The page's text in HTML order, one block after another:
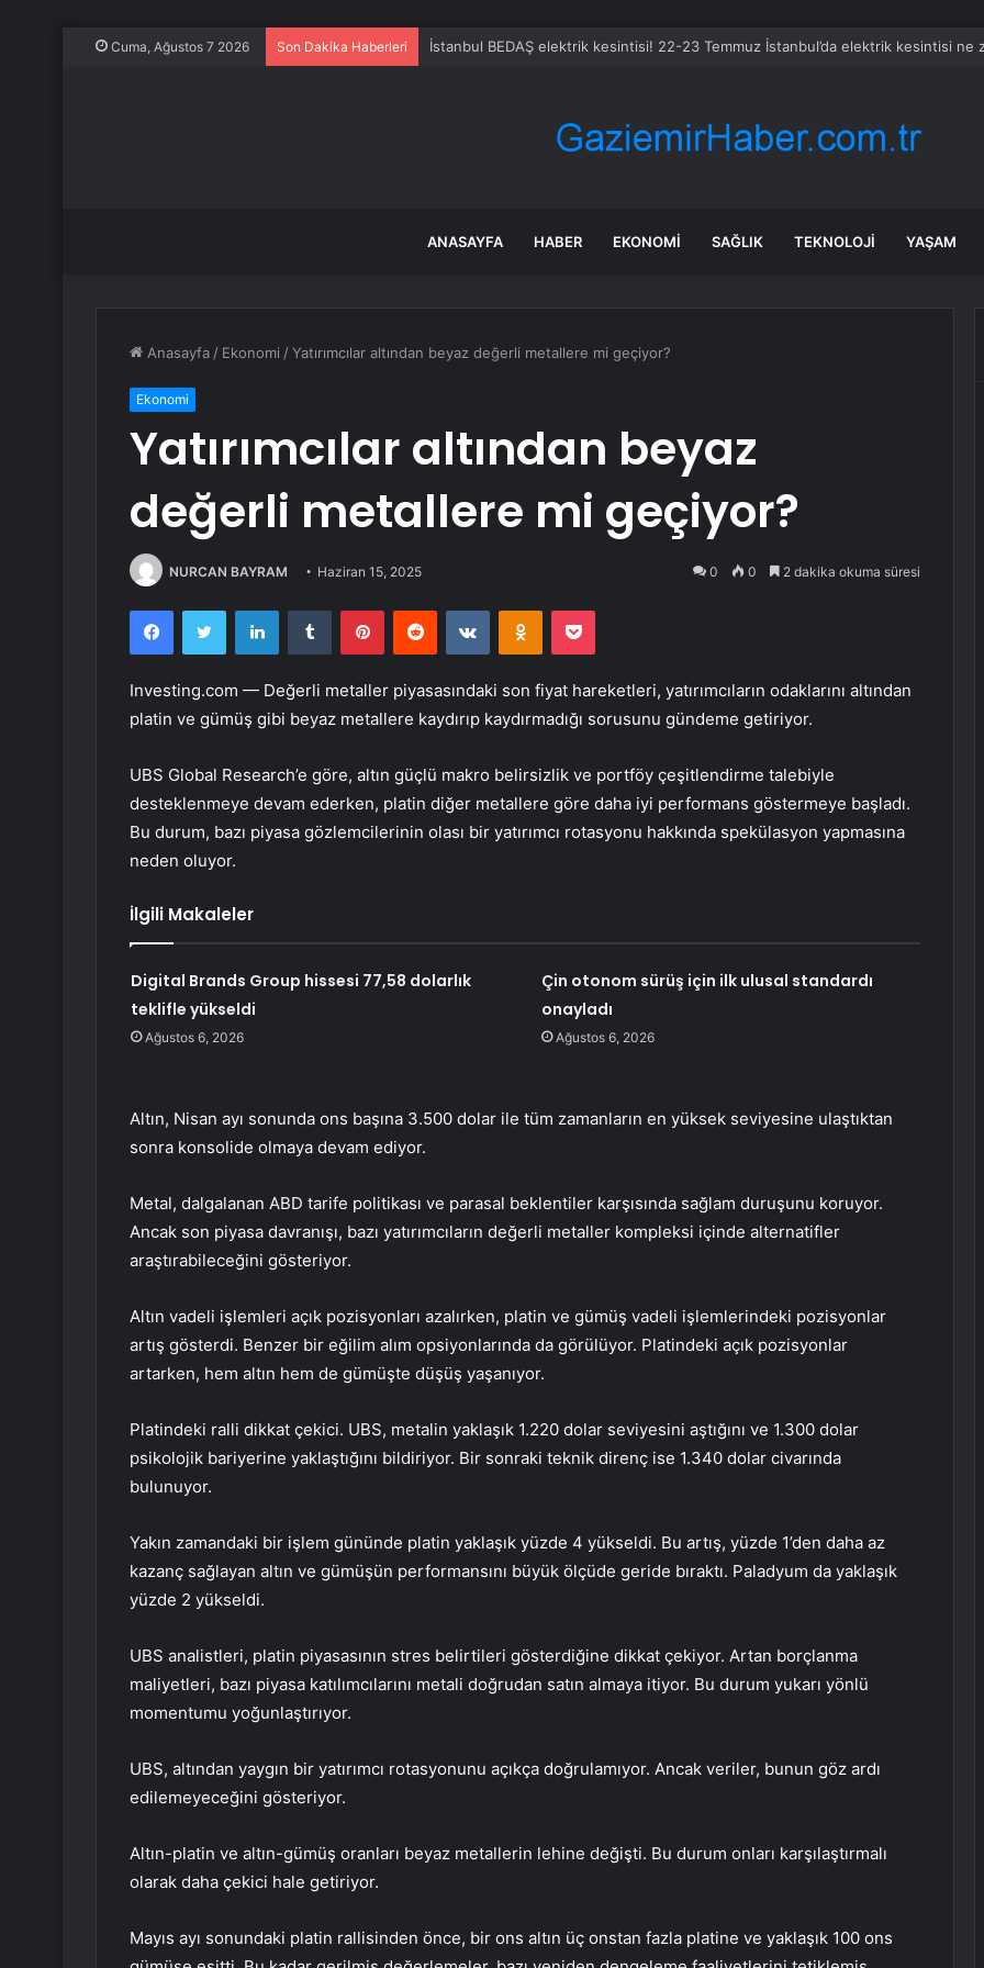
Cuma, Ağustos 7 2026 Son Dakika Haberleri İstanbul BEDAŞ elektrik kesintisi! 22-23 Temmuz İstanbul’da elektrik kesintisi
ANASAYFA HABER EKONOMI SAĞLIK TEKNOLOJI YAŞAM
Anasayfa / Ekonomi /Yatırımcılar altından beyaz değerli metallere mi geçiyor?
Ekonomi
Yatırımcılar altından beyaz
değerli metallere mi geçiyor?
NURCAN BAYRAM Haziran 15, 2025 0 0 2 dakika okuma süresi
FacebookTwitter LinkedInTumblr PinterestReddit VKontakteOdnoklassniki
Pocket
Investing.com — Değerli metaller piyasasındaki son fiyat hareketleri, yatırımcıların odaklarını altından
platin ve gümüş gibi beyaz metallere kaydırıp kaydırmadığı sorusunu gündeme getiriyor.
UBS Global Research’e göre, altın güçlü makro belirsizlik ve portföy çeşitlendirme talebiyle
desteklenmeye devam ederken, platin diğer metallere göre daha iyi performans göstermeye başladı.
Bu durum, bazı piyasa gözlemcilerinin olası bir yatırımcı rotasyonu hakkında spekülasyon yapmasına
neden oluyor.
İlgili Makaleler
Digital Brands Group hissesi 77,58 dolarlık
teklifle yükseldi
Ağustos 6, 2026
Çin otonom sürüş için ilk ulusal standardı
onayladı
Ağustos 6, 2026
Altın, Nisan ayı sonunda ons başına 3.500 dolar ile tüm zamanların en yüksek seviyesine ulaştıktan
sonra konsolide olmaya devam ediyor.
Metal, dalgalanan ABD tarife politikası ve parasal beklentiler karşısında sağlam duruşunu koruyor.
Ancak son piyasa davranışı, bazı yatırımcıların değerli metaller kompleksi içinde alternatifler
araştırabileceğini gösteriyor.
Altın vadeli işlemleri açık pozisyonları azalırken, platin ve gümüş vadeli işlemlerindeki pozisyonlar
artış gösterdi. Benzer bir eğilim alım opsiyonlarında da görülüyor. Platindeki açık pozisyonlar
artarken, hem altın hem de gümüşte düşüş yaşanıyor.
Platindeki ralli dikkat çekici. UBS, metalin yaklaşık 1.220 dolar seviyesini aştığını ve 1.300 dolar
psikolojik bariyerine yaklaştığını bildiriyor. Bir sonraki teknik direnç ise 1.340 dolar civarında
bulunuyor.
Yakın zamandaki bir işlem gününde platin yaklaşık yüzde 4 yükseldi. Bu artış, yüzde 1’den daha az
kazanç sağlayan altın ve gümüşün performansını büyük ölçüde geride bıraktı. Paladyum da yaklaşık
yüzde 2 yükseldi.
UBS analistleri, platin piyasasının stres belirtileri gösterdiğine dikkat çekiyor. Artan borçlanma
maliyetleri, bazı piyasa katılımcılarını metali doğrudan satın almaya itiyor. Bu durum yukarı yönlü
momentumu yoğunlaştırıyor.
UBS, altından yaygın bir yatırımcı rotasyonunu açıkça doğrulamıyor. Ancak veriler, bunun göz ardı
edilemeyeceğini gösteriyor.
Altın-platin ve altın-gümüş oranları beyaz metallerin lehine değişti. Bu durum onları karşılaştırmalı
olarak daha çekici hale getiriyor.
Mayıs ayı sonundaki platin rallisinden önce, bir ons altın üç onstan fazla platine ve yaklaşık 100 ons